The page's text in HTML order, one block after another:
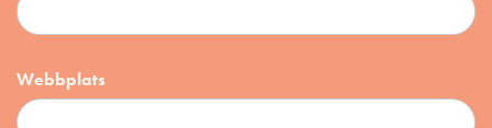
Webbplats